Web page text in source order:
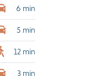
6 min
5 min
12 min
3 min